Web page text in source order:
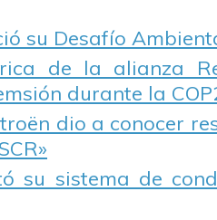
su Desafío
de la alianza
durante la
dio a conocer
su sistema de